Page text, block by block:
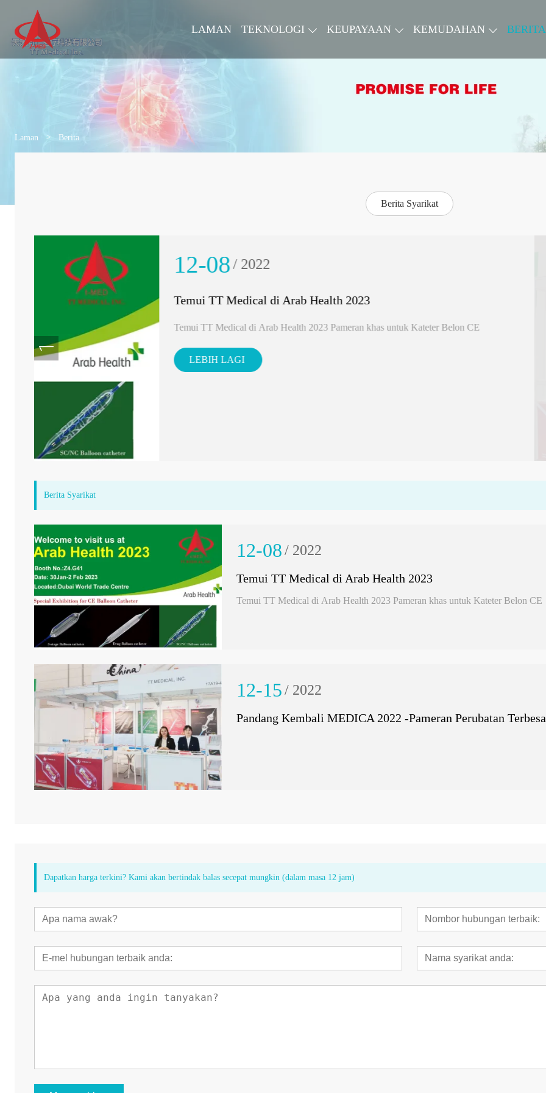
LAMAN TEKNOLOGI KEUPAYAAN KEMUDAHAN BERITA
Laman > Berita
Berita Syarikat
Berita Syarikat
12-08/ 2022
Temui TT Medical di Arab Health 2023
Temui TT Medical di Arab Health 2023 Pameran khas untuk Kateter Belon CE
12-15/ 2022
Pandang Kembali MEDICA 2022 -Pameran Perubatan
Dapatkan harga terkini? Kami akan bertindak balas secepat mungkin (dalam masa 12 jam)